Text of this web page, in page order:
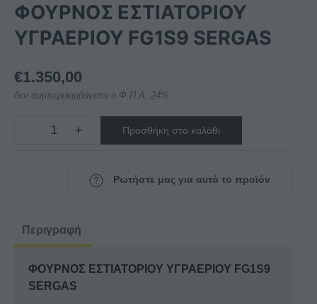
ΦΟΥΡΝΟΣ ΕΣΤΙΑΤΟΡΙΟΥ
ΥΓΡΑΕΡΙΟΥ FG1S9 SERGAS
€1.350,00
δεν συμπεριλαμβάνεται ο Φ.Π.Α. 24%
ΦΟΥΡΝΟΣ
ποσότητα
+ Προσθήκη στο καλάθι
Ρωτήστε μας για αυτό το προϊόν
Περιγραφή
ΦΟΥΡΝΟΣ ΕΣΤΙΑΤΟΡΙΟΥ ΥΓΡΑΕΡΙΟΥ FG1S9
SERGAS